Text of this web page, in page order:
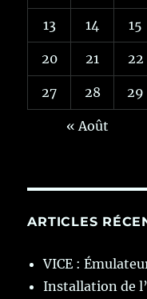
13 14 15
20 21 22
27 28 29
« Août
ARTICLES
VICE :
Installation de